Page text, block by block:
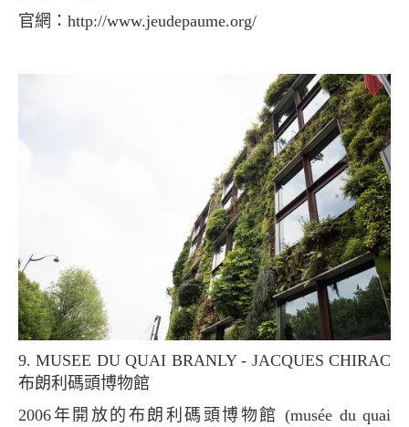
官網：http://www.jeudepaume.org/
9. MUSEE DU QUAI BRANLY - JACQUES CHIRAC
布朗利碼頭博物館
2006年開放的布朗利碼頭博物館 (musée du quai